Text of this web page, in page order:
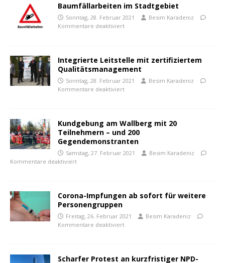
Baumfällarbeiten im Stadtgebiet
Sonntag, 28. Februar 2021
Besim Karadeniz
Kommentare deaktiviert
Integrierte Leitstelle mit zertifiziertem
Qualitätsmanagement
Sonntag, 28. Februar 2021
Besim Karadeniz
Kommentare deaktiviert
Kundgebung am Wallberg mit 20
Teilnehmern – und 200
Gegendemonstranten
Samstag, 27. Februar 2021
Besim Karadeniz
Kommentare deaktiviert
Corona-Impfungen ab sofort für weitere
Personengruppen
Freitag, 26. Februar 2021
Besim Karadeniz
Kommentare deaktiviert
Scharfer Protest an kurzfristiger NPD-